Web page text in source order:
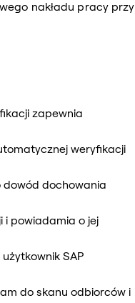
nakładu pracy przy
zapewnia
weryfikacji
dowód dochowania
i powiadamia o jej
SAP
do skanu odbiorców i